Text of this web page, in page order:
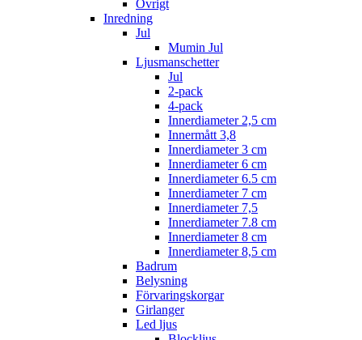
Övrigt
Inredning
Jul
Mumin Jul
Ljusmanschetter
Jul
2-pack
4-pack
Innerdiameter 2,5 cm
Innermått 3,8
Innerdiameter 3 cm
Innerdiameter 6 cm
Innerdiameter 6.5 cm
Innerdiameter 7 cm
Innerdiameter 7,5
Innerdiameter 7.8 cm
Innerdiameter 8 cm
Innerdiameter 8,5 cm
Badrum
Belysning
Förvaringskorgar
Girlanger
Led ljus